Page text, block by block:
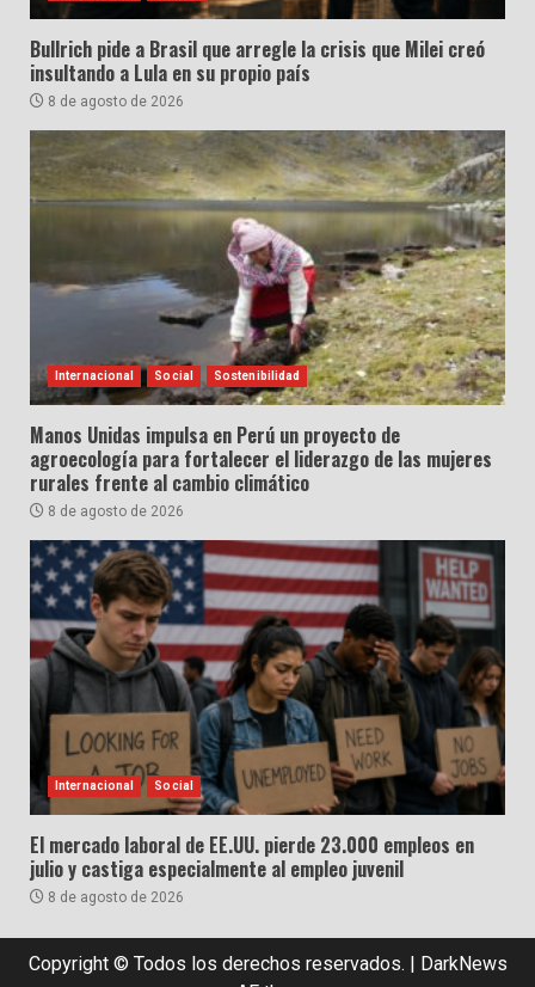
Bullrich pide a Brasil que arregle la crisis que Milei creó
insultando a Lula en su propio país
8 de agosto de 2026
Internacional Social Sostenibilidad
Manos Unidas impulsa en Perú un proyecto de
agroecología para fortalecer el liderazgo de las mujeres
rurales frente al cambio climático
8 de agosto de 2026
Internacional Social
El mercado laboral de EE.UU. pierde 23.000 empleos en
julio y castiga especialmente al empleo juvenil
8 de agosto de 2026
Copyright © Todos los derechos reservados.
DarkNews